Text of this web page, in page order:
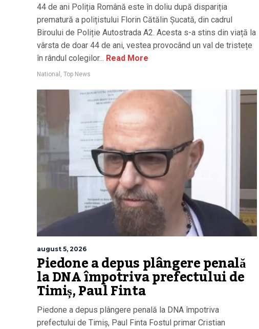
44 de ani Poliția Română este în doliu după dispariția
prematură a polițistului Florin Cătălin Șucată, din cadrul
Biroului de Poliție Autostrada A2. Acesta s-a stins din viață la
vârsta de doar 44 de ani, vestea provocând un val de tristețe
în rândul colegilor... Read More
National Top News
august 5, 2026
Piedone a depus plângere penală
la DNA împotriva prefectului de
Timiș, Paul Finta
Piedone a depus plângere penală la DNA împotriva
prefectului de Timiș, Paul Finta Fostul primar Cristian